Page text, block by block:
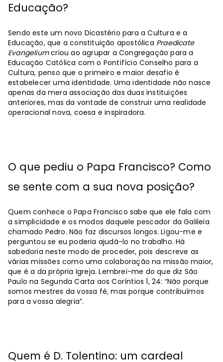
Educação?
Sendo este um novo Dicastério para a Cultura e a
Educação, que a constituição apostólica Praedicate
Evangeliumcriou ao agrupar a Congregação para a
Educação Católica com o Pontifício Conselho para a
Cultura, penso que o primeiro e maior desafio é
estabelecer uma identidade. Uma identidade não nasce
apenas da mera associação das duas instituições
anteriores, mas da vontade de construir uma realidade
operacional nova, coesa e inspiradora.
O que pediu o Papa Francisco? Como
se sente com a sua nova posição?
Quem conhece o Papa Francisco sabe que ele fala com
a simplicidade e os modos daquele pescador da Galileia
chamado Pedro. Não faz discursos longos. Ligou-me e
perguntou se eu poderia ajudá-lo no trabalho. Há
sabedoria neste modo de proceder, pois descreve as
várias missões como uma colaboração na missão maior,
que é a da própria Igreja. Lembrei-me do que diz São
Paulo na Segunda Carta aos Coríntios 1, 24: “Não porque
somos mestres da vossa fé, mas porque contribuímos
para a vossa alegria”.
Quem é D. Tolentino: um cardeal